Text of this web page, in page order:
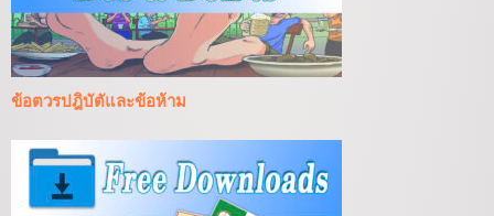
ข้อตวรปฎิบัตัและข้อห้าม